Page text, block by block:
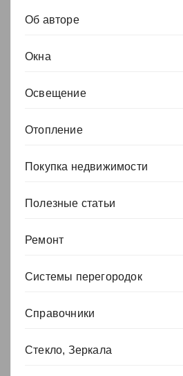
Об авторе
Окна
Освещение
Отопление
Покупка недвижимости
Полезные статьи
Ремонт
Системы перегородок
Справочники
Стекло, Зеркала